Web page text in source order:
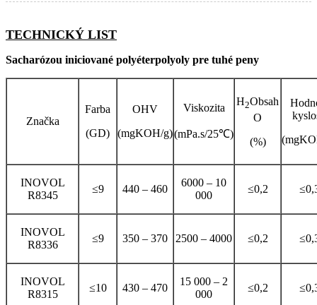
TECHNICKÝ LIST
Sacharózou iniciované polyéterpolyoly pre tuhé peny
Značka
Farba
(GD)
OHV
(mgKOH/g)
Viskozita
(mPa.s/25℃)
H2Obsah
O
(%)
INOVOL
R8345
≤9 440 – 460
6000 – 10
000
≤0,2
INOVOL
R8336
≤9 350 – 370 2500 – 4000 ≤0,2
INOVOL
R8315
≤10 430 – 470
15 000 – 2
000
≤0,2